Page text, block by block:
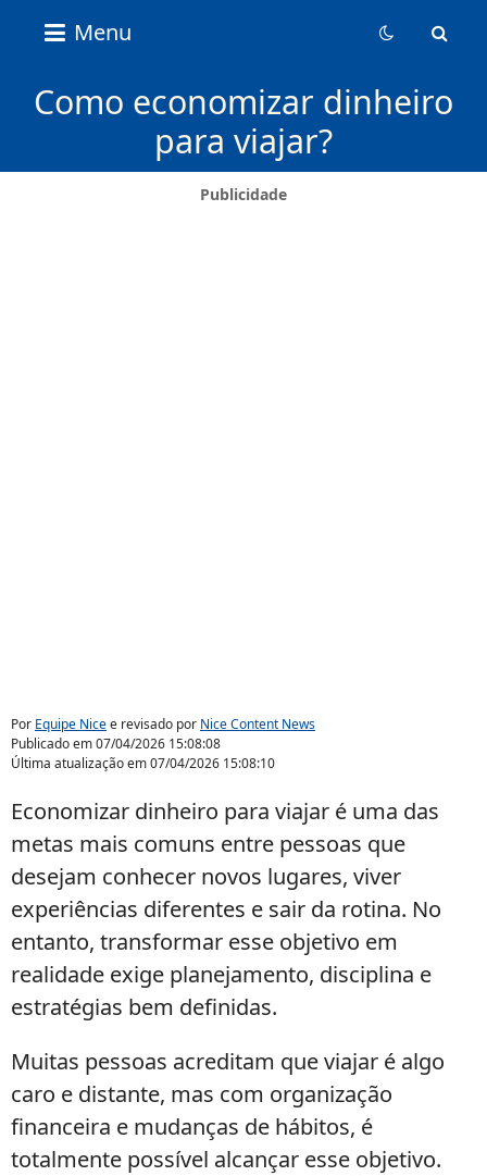
Content Menu
Como economizar dinheiro
para viajar?
Por Equipe Nicee revisado por Nice Content News
Publicado em07/04/2026 15:08:08
Última atualização em07/04/2026 15:08:10
Economizar dinheiro para viajar é uma das
metas mais comuns entre pessoas que
desejam conhecer novos lugares, viver
experiências diferentes e sair da rotina. No
entanto, transformar esse objetivo em
realidade exige planejamento, disciplina e
estratégias bem definidas.
Muitas pessoas acreditam que viajar é algo
caro e distante, mas com organização
financeira e mudanças de hábitos, é
totalmente possível alcançar esse objetivo.